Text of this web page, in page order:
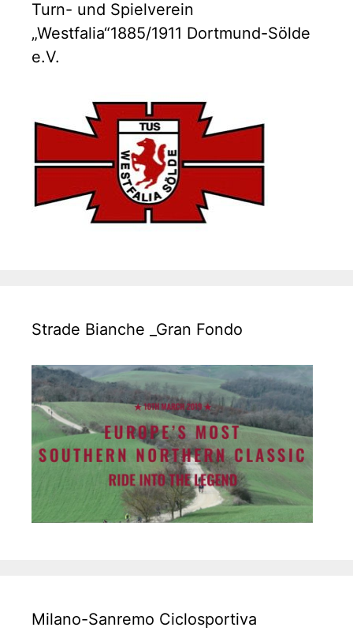
Turn- und Spielverein
„Westfalia“1885/1911 Dortmund-Sölde
e.V.
Strade Bianche _Gran Fondo
Milano-Sanremo Ciclosportiva